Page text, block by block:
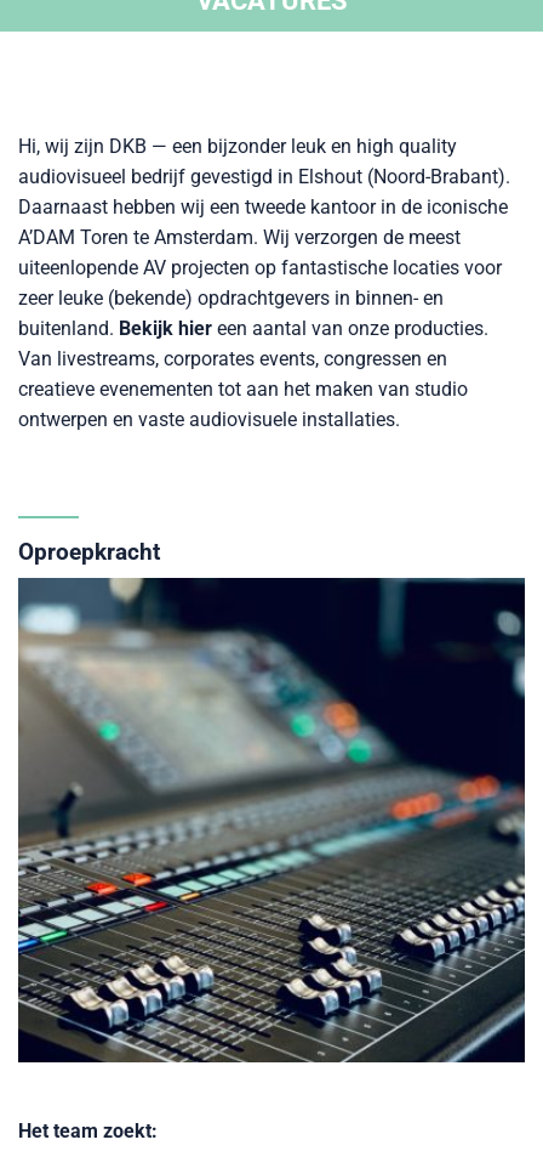
Hi, wij zijn DKB — een bijzonder leuk en high quality
audiovisueel bedrijf gevestigd in Elshout (Noord-Brabant).
Daarnaast hebben wij een tweede kantoor in de iconische
A’DAM Toren te Amsterdam. Wij verzorgen de meest
uiteenlopende AV projecten op fantastische locaties voor
zeer leuke (bekende) opdrachtgevers in binnen- en
buitenland. Bekijk hier een aantal van onze producties.
Van livestreams, corporates events, congressen en
creatieve evenementen tot aan het maken van studio
ontwerpen en vaste audiovisuele installaties.
Oproepkracht
Het team zoekt: